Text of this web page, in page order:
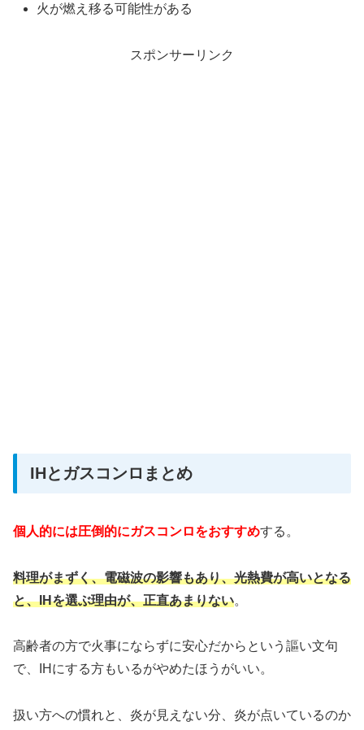
火が燃え移る可能性がある
スポンサーリンク
IHとガスコンロまとめ
個人的には圧倒的にガスコンロをおすすめする。
料理がまずく、電磁波の影響もあり、光熱費が高いとなる
と、IHを選ぶ理由が、正直あまりない。
高齢者の方で火事にならずに安心だからという謳い文句
で、IHにする方もいるがやめたほうがいい。
扱い方への慣れと、炎が見えない分、炎が点いているのか